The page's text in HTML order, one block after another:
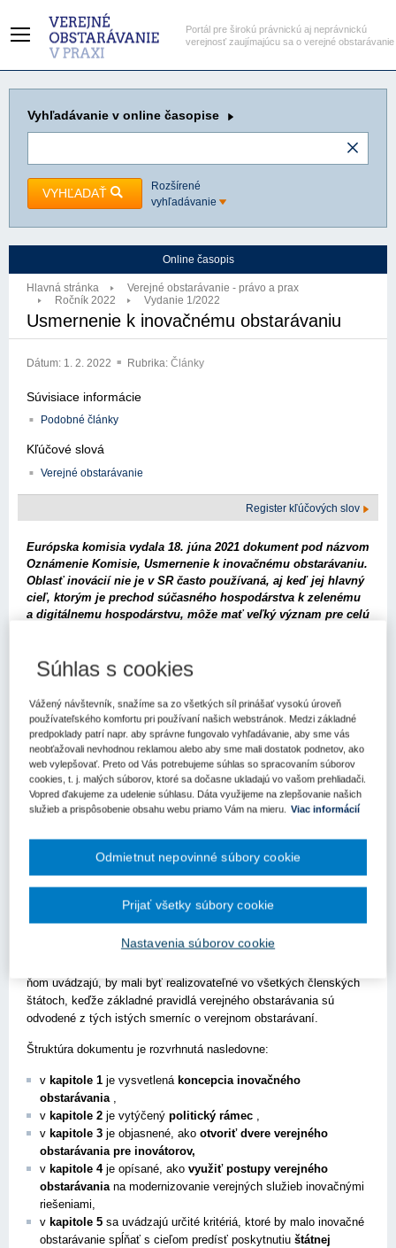
Portál pre širokú právnickú aj neprávnickú
verejnosť zaujímajúcu sa o verejné obstarávanie
Vyhľadávanie v online časopise
VYHĽADAŤ
Rozšírené
vyhľadávanie
Online časopis
Hlavná stránka
Verejné obstarávanie - právo a prax
Ročník 2022
Vydanie 1/2022
Usmernenie k inovačnému obstarávaniu
Dátum: 1. 2. 2022 Rubrika: Články
Súvisiace informácie
Podobné články
Kľúčové slová
Verejné obstarávanie
Register kľúčových slov
Európska komisia vydala 18. júna 2021 dokument pod názvom
Oznámenie Komisie, Usmernenie k inovačnému obstarávaniu.
Oblasť inovácií nie je v SR často používaná, aj keď jej hlavný
cieľ, ktorým je prechod súčasného hospodárstva k zelenému
a digitálnemu hospodárstvu, môže mať veľký význam pre celú
v problematike inovácií vo verejnom obstarávaní.
k inovačnému obstarávaniu
(ďalej len "Usmernenie") je poskytnúť
praktické usmernenie k inovačnému obstarávaniu. Usmernenie nie
je záväzné vzhľadom na to, že na vydávanie právne záväzného
výkladu práva EÚ je príslušný len Súdny dvor EÚ.
Medzi hlavné ciele Usmernenia môžeme zaradiť:
navrhnúť opatrenia, ktoré poskytujú potrebnú podporu pre
pomôcť prekonávať nejasnosti na základe výkladu právneho
rámca EÚ pre verejné obstarávanie uplatňovaného na inovačné
ňom uvádzajú, by mali byť realizovateľné vo všetkých členských
štátoch, keďže základné pravidlá verejného obstarávania sú
odvodené z tých istých smerníc o verejnom obstarávaní.
Štruktúra dokumentu je rozvrhnutá nasledovne:
v kapitole 1 je vysvetlená koncepcia inovačného
obstarávania,
v kapitole 2 je vytýčený politický rámec ,
v kapitole 3 je objasnené, ako otvoriť dvere verejného
obstarávania pre inovátorov,
v kapitole 4je opísané, ako využiť postupy verejného
obstarávaniana modernizovanie verejných služieb inovačnými
riešeniami,
v kapitole 5 sa uvádzajú určité kritériá, ktoré by malo inovačné
obstarávanie spĺňať s cieľom predísť poskytnutiu štátnej
Súhlas s cookies
Vážený návštevník, snažíme sa zo všetkých síl prinášať vysokú úroveň
používateľského komfortu pri používaní našich webstránok. Medzi základné
predpoklady patrí napr. aby správne fungovalo vyhľadávanie, aby sme vás
neobťažovali nevhodnou reklamou alebo aby sme mali dostatok podnetov, ako
web vylepšovať. Preto od Vás potrebujeme súhlas so spracovaním súborov
cookies, t. j. malých súborov, ktoré sa dočasne ukladajú vo vašom prehliadači.
Vopred ďakujeme za udelenie súhlasu. Dáta využijeme na zlepšovanie našich
služieb a prispôsobenie obsahu webu priamo Vám na mieru. Viac informácií
Nastavenia súborov cookie
Odmietnut nepovinné súbory cookie
Prijať všetky súbory cookie